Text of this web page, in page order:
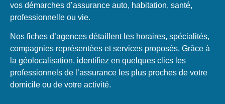
vos démarches d’assurance auto, habitation, santé,
professionnelle ou vie.
Nos fiches d’agences détaillent les horaires, spécialités,
compagnies représentées et services proposés. Grâce à
la géolocalisation, identifiez en quelques clics les
professionnels de l’assurance les plus proches de votre
domicile ou de votre activité.